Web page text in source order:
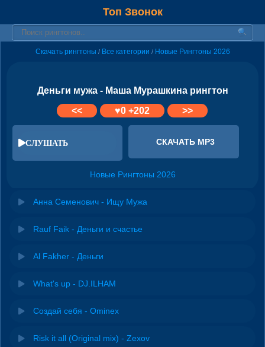
Топ Звонок
Скачать рингтоны / Все категории / Новые Рингтоны 2026
Деньги мужа - Маша Мурашкина рингтон
<<
♥0+202 >>
СЛУШАТЬ СКАЧАТЬ MP3
Новые Рингтоны 2026
Анна Семенович - Ищу Мужа
Rauf Faik - Деньги и счастье
Al Fakher - Деньги
What's up - DJ.ILHAM
Создай себя - Ominex
Risk it all (Original mix) - Zexov